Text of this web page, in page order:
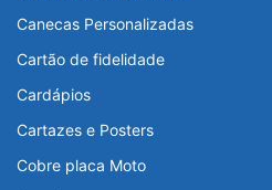
Canecas Personalizadas
Cartão de fidelidade
Cardápios
Cartazes e Posters
Cobre placa Moto